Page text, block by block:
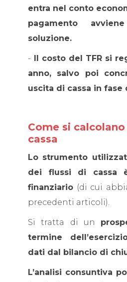
entra nel conto
pagamento
soluzione.
- Il costo del TFR si
anno, salvo poi
uscita di cassa in fase
Come si
cassa
Lo strumento
dei flussi di cassa
finanziario (di cui
precedenti articoli).
Si tratta di un
termine
dati dal bilancio di
L’analisi consuntiva